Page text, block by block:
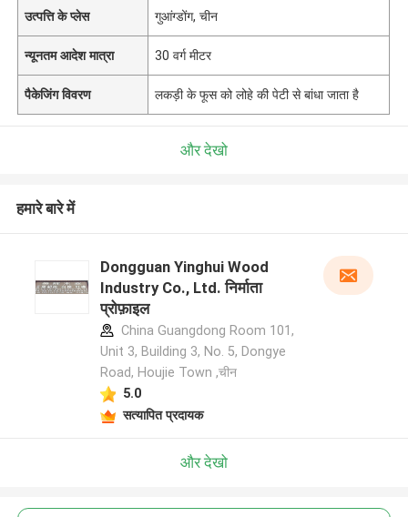
उत्पत्ति के प्लेस गुआंग्डोंग, चीन
न्यूनतम आदेश मात्रा 30 वर्ग मीटर
पैकेजिंग विवरण लकड़ी के फूस को लोहे की पेटी से बांधा जाता है
और देखो
हमारे बारे में
Dongguan Yinghui Wood
Industry Co., Ltd. निर्माता
प्रोफ़ाइल
China Guangdong Room 101,
Unit 3, Building 3, No. 5, Dongye
Road, Houjie Town ,चीन
5.0
सत्यापित प्रदायक
और देखो